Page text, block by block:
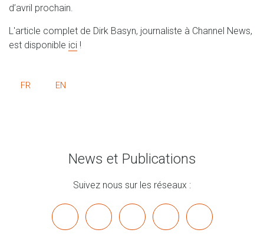
d’avril prochain.
L'article complet de Dirk Basyn, journaliste à Channel News,
est disponible ici !
FR EN
News et Publications
Suivez nous sur les réseaux :
linkedinyoutubebluesky mastodon